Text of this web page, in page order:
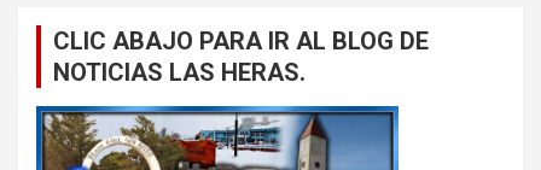
CLIC ABAJO PARA IR AL BLOG DE
NOTICIAS LAS HERAS.